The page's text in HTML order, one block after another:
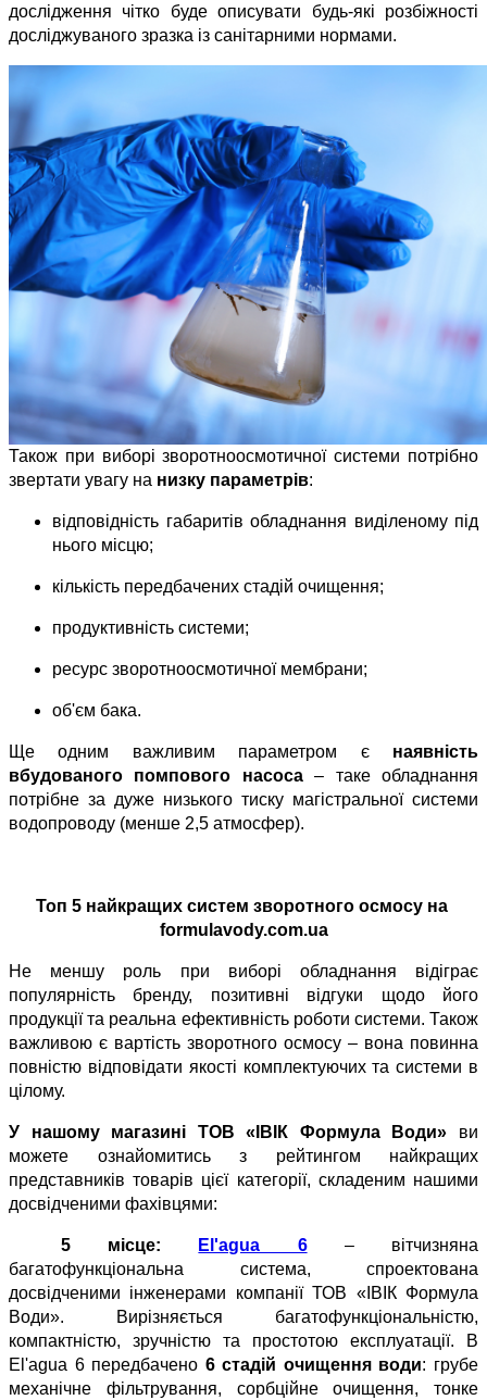
дослідження чітко буде описувати будь-які розбіжності
досліджуваного зразка із санітарними нормами.
Також при виборі зворотноосмотичної системи потрібно
звертати увагу на низку параметрів:
відповідність габаритів обладнання виділеному під
нього місцю;
кількість передбачених стадій очищення;
продуктивність системи;
ресурс зворотноосмотичної мембрани;
об'єм бака.
Ще одним важливим параметром є наявність
вбудованого помпового насоса – таке обладнання
потрібне за дуже низького тиску магістральної системи
водопроводу (менше 2,5 атмосфер).
Топ 5 найкращих систем зворотного осмосу на
formulavody.com.ua
Не меншу роль при виборі обладнання відіграє
популярність бренду, позитивні відгуки щодо його
продукції та реальна ефективність роботи системи. Також
важливою є вартість зворотного осмосу – вона повинна
повністю відповідати якості комплектуючих та системи в
цілому.
У нашому магазині ТОВ «ІВІК Формула Води» ви
можете ознайомитись з рейтингом найкращих
представників товарів цієї категорії, складеним нашими
досвідченими фахівцями:
5 місце: El'agua 6 – вітчизняна
багатофункціональна система, спроектована
досвідченими інженерами компанії ТОВ «ІВІК Формула
Води». Вирізняється багатофункціональністю,
компактністю, зручністю та простотою експлуатації. В
El'agua 6 передбачено 6 стадій очищення води: грубе
механічне фільтрування, сорбційне очищення, тонке